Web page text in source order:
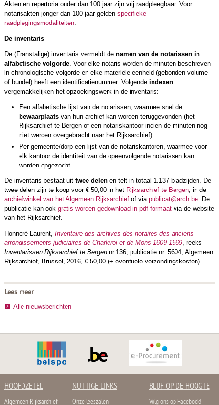
Akten en repertoria ouder dan 100 jaar zijn vrij raadpleegbaar. Voor
notarisakten jonger dan 100 jaar gelden specifieke
raadplegingsmodaliteiten.
De inventaris
De (Franstalige) inventaris vermeldt de namen van de notarissen in
alfabetische volgorde. Voor elke notaris worden de minuten beschreven
in chronologische volgorde en elke materiële eenheid (gebonden volume
of bundel) heeft een identificatienummer. Volgende indexen
vergemakkelijken het opzoekingswerk in de inventaris:
Een alfabetische lijst van de notarissen, waarmee snel de
bewaarplaatsvan hun archief kan worden teruggevonden (het
Rijksarchief te Bergen of een notariskantoor indien de minuten nog
niet werden overgebracht naar het Rijksarchief).
Per gemeente/dorp een lijst van de notariskantoren, waarmee voor
elk kantoor de identiteit van de opeenvolgende notarissen kan
worden opgezocht.
De inventaris bestaat uit twee delenen telt in totaal 1.137 bladzijden. De
twee delen zijn te koop voor € 50,00 in het Rijksarchief te Bergen, in de
archiefwinkel van het Algemeen Rijksarchiefof via publicat@arch.be. De
publicatie kan ook gratis worden gedownload in pdf-formaatvia de website
van het Rijksarchief.
Honnoré Laurent, Inventaire des archives des notaires des anciens
arrondissements judiciaires de Charleroi et de Mons 1609-1969, reeks
Inventarissen Rijksarchief te Bergen nr.136, publicatie nr. 5604, Algemeen
Rijksarchief, Brussel, 2016, € 50,00 (+ eventuele verzendingskosten).
Lees meer
Alle nieuwsberichten
HOOFDZETEL
Algemeen Rijksarchief
NUTTIGE LINKS
Onze leeszalen
BLIJF OP DE HOOGTE
Volg ons op Facebook!